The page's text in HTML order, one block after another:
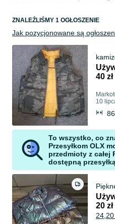
ZNALEŹLIŚMY 1 OGŁOSZENIE
Jak pozycjonowane są
40 zł
10
86
To wszystko, co
Przesyłkom OLX
przedmioty z całej
dostępną
20 zł
24,20